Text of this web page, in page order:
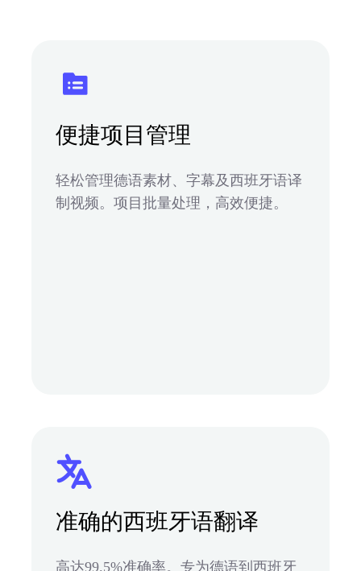
便捷项目管理
轻松管理德语素材、字幕及西班牙语译
制视频。项目批量处理，高效便捷。
准确的西班牙语翻译
高达99.5%准确率。专为德语到西班牙